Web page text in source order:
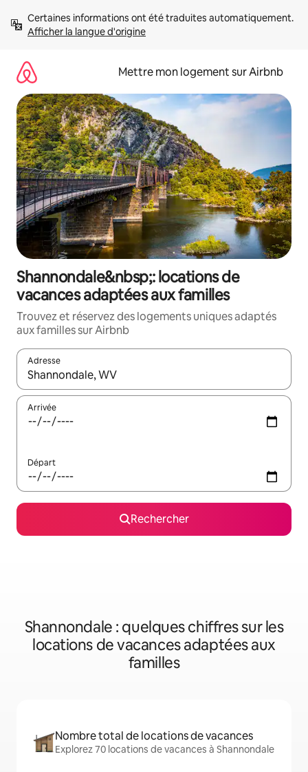
directement
Afficher la langue d'origine
Mettre mon logement sur Airbnb
Shannondale&nbsp;: locations de
vacances adaptées aux familles
Trouvez et réservez des logements uniques adaptés
aux familles sur Airbnb
Adresse
Lorsque les résultats s'affichent, utilisez les flèches vers le
Arrivée
Départ
Rechercher
Shannondale : quelques chiffres sur les
locations de vacances adaptées aux
familles
Nombre total de locations de vacances
Explorez 70 locations de vacances à Shannondale